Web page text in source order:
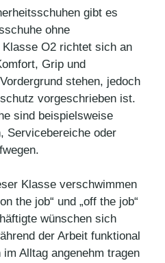
gibt es
ohne
O2 richtet sich an
Grip und
stehen, jedoch
vorgeschrieben ist.
sind beispielsweise
Servicebereiche oder
Klasse verschwimmen
the job“ und „off the job“
wünschen sich
der Arbeit funktional
Alltag angenehm tragen